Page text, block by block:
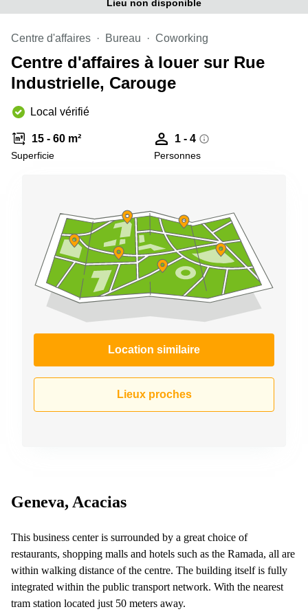
Salle
réunion
Zurich
Salles
de
Genève
Salle de
réunion
Lausanne
Lausanne
Louis-
18
de l’Ile
Genève
Route
Esplanade
de Pont-
Rouge 4
Lancy
Route
Meyrin
de la
Drance 2
Route
Pièce
1
10 Zürich
Lieu non disponible
Centre d'affaires Bureau Coworking
Centre d'affaires à louer sur Rue
Industrielle, Carouge
Local vérifié
15 - 60 m²
Superficie
1 - 4
Personnes
Location similaire
Lieux proches
Geneva, Acacias
This business center is surrounded by a great choice of
restaurants, shopping malls and hotels such as the Ramada, all are
within walking distance of the centre. The building itself is fully
integrated within the public transport network. With the nearest
tram station located just 50 meters away.